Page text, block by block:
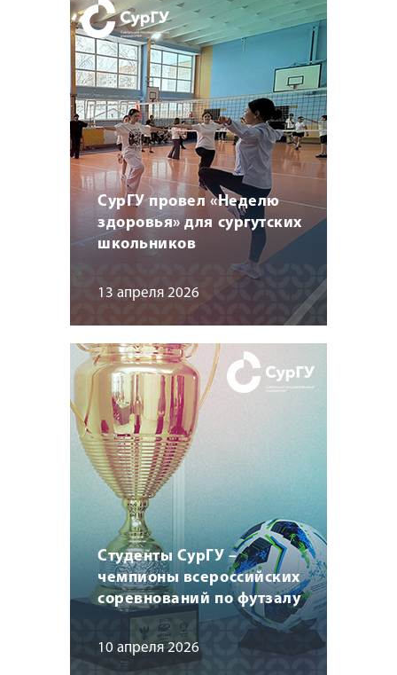
СурГУ провел «Неделю
здоровья» для сургутских
школьников
13 апреля 2026
Студенты СурГУ –
чемпионы всероссийских
соревнований по футзалу
10 апреля 2026